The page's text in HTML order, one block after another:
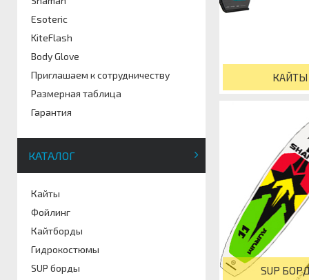
Esoteric
KiteFlash
Body Glove
Приглашаем к сотрудничеству
Размерная таблица
Гарантия
КАТАЛОГ
Кайты
Фойлинг
Кайтборды
Гидрокостюмы
SUP борды
КАЙТЫ
SUP